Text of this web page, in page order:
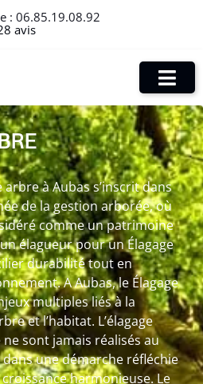
: 06.85.19.08.92
avis
arbre à Aubas s’inscrit dans
de la gestion arborée, où
comme un patrimoine
élagueur pour un Élagage
durabilité tout en
A Aubas, le Élagage
multiples liés à la
et l’habitat. L’élagage
sont jamais réalisés au
une démarche réfléchie
harmonieuse. Le